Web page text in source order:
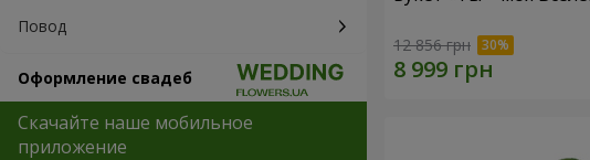
Повод
Оформление свадеб
Скачайте наше мобильное
приложение
12 856 грн